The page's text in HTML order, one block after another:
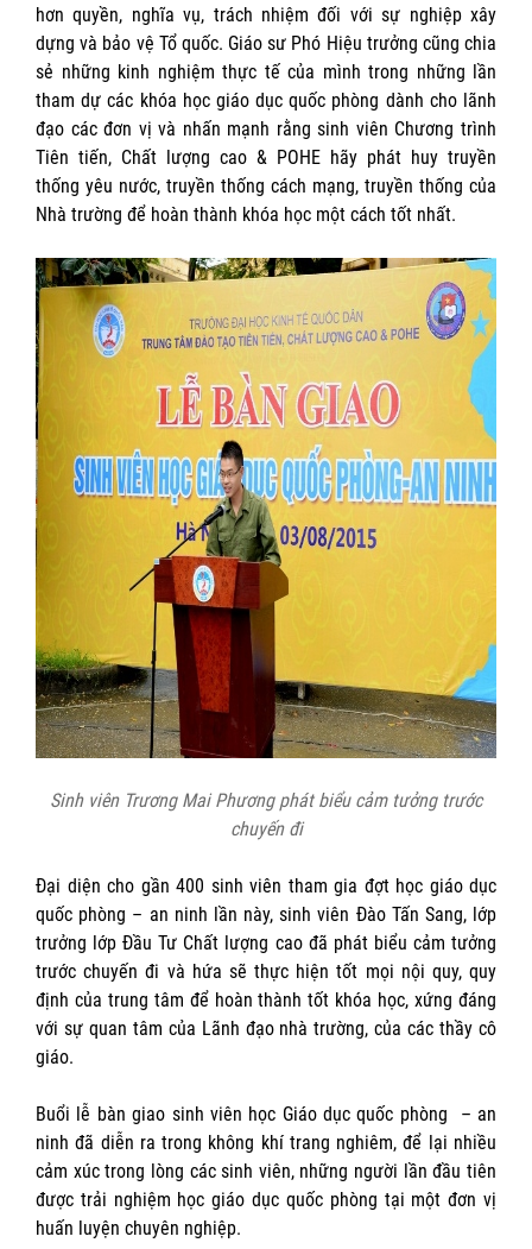
hơn quyền, nghĩa vụ, trách nhiệm đối với sự nghiệp xây
dựng và bảo vệ Tổ quốc. Giáo sư Phó Hiệu trưởng cũng chia
sẻ những kinh nghiệm thực tế của mình trong những lần
tham dự các khóa học giáo dục quốc phòng dành cho lãnh
đạo các đơn vị và nhấn mạnh rằng sinh viên Chương trình
Tiên tiến, Chất lượng cao & POHE hãy phát huy truyền
thống yêu nước, truyền thống cách mạng, truyền thống của
Nhà trường để hoàn thành khóa học một cách tốt nhất.
Sinh viên Trương Mai Phương phát biểu cảm tưởng trước
chuyến đi
Đại diện cho gần 400 sinh viên tham gia đợt học giáo dục
quốc phòng – an ninh lần này, sinh viên Đào Tấn Sang, lớp
trưởng lớp Đầu Tư Chất lượng cao đã phát biểu cảm tưởng
trước chuyến đi và hứa sẽ thực hiện tốt mọi nội quy, quy
định của trung tâm để hoàn thành tốt khóa học, xứng đáng
với sự quan tâm của Lãnh đạo nhà trường, của các thầy cô
giáo.
Buổi lễ bàn giao sinh viên học Giáo dục quốc phòng – an
ninh đã diễn ra trong không khí trang nghiêm, để lại nhiều
cảm xúc trong lòng các sinh viên, những người lần đầu tiên
được trải nghiệm học giáo dục quốc phòng tại một đơn vị
huấn luyện chuyên nghiệp.